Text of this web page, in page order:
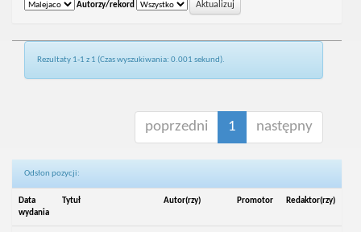
Autorzy/rekord
Rezultaty 1-1 z 1 (Czas wyszukiwania: 0.001 sekund).
poprzedni 1 następny
Odsłon pozycji:
Data
wydania
Tytuł Autor(rzy) Promotor Redaktor(rzy)